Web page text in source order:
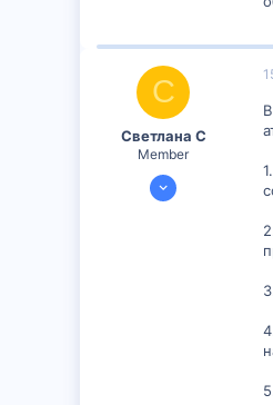
С
Светлана С
Member
10 Апр 2024